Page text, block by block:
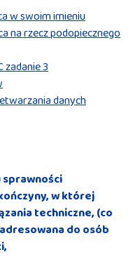
w swoim imieniu
na rzecz podopiecznego
zadanie 3
danych
w której
techniczne, (co
do osób